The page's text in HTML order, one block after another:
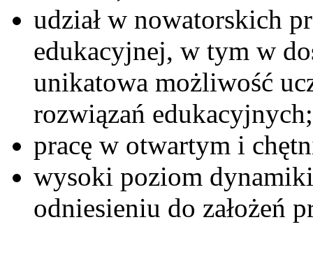
udział w nowatorskich
edukacyjnej, w tym w
unikatowa możliwość
rozwiązań edukacyjnych;
pracę w otwartym i
wysoki poziom
odniesieniu do założeń